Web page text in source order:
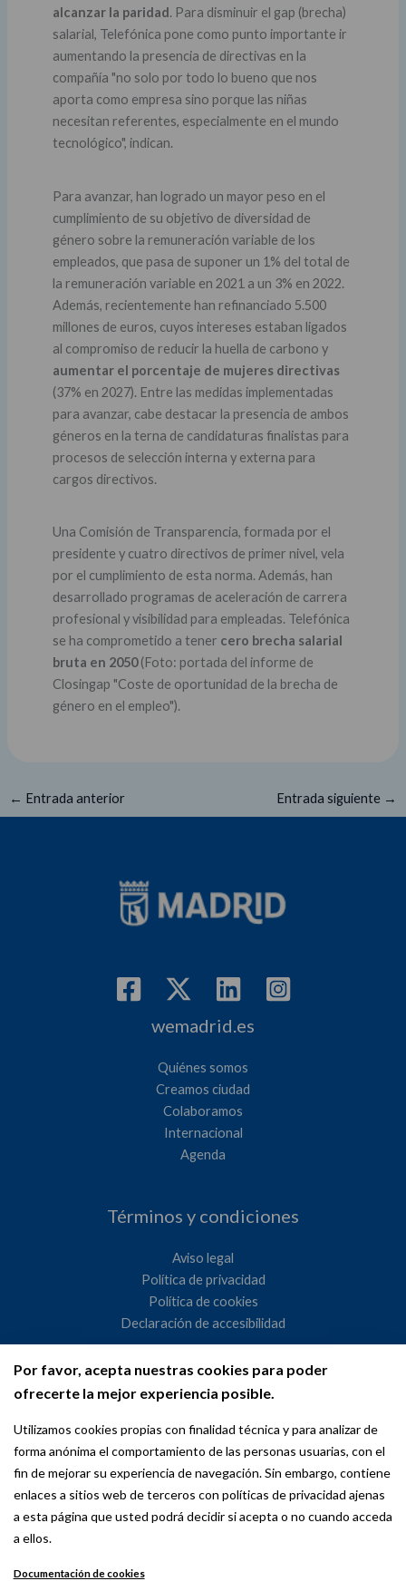
Por favor, acepta nuestras cookies para poder
ofrecerte la mejor experiencia posible.
Utilizamos cookies propias con finalidad técnica y para analizar de
forma anónima el comportamiento de las personas usuarias, con el
fin de mejorar su experiencia de navegación. Sin embargo, contiene
enlaces a sitios web de terceros con políticas de privacidad ajenas
a esta página que usted podrá decidir si acepta o no cuando acceda
a ellos.
Documentación de cookies
alcanzar la paridad. Para disminuir el gap (brecha)
salarial, Telefónica pone como punto importante ir
aumentando la presencia de directivas en la
compañía "no solo por todo lo bueno que nos
aporta como empresa sino porque las niñas
necesitan referentes, especialmente en el mundo
tecnológico", indican.
Para avanzar, han logrado un mayor peso en el
cumplimiento de su objetivo de diversidad de
género sobre la remuneración variable de los
empleados, que pasa de suponer un 1% del total de
la remuneración variable en 2021 a un 3% en 2022.
Además, recientemente han refinanciado 5.500
millones de euros, cuyos intereses estaban ligados
al compromiso de reducir la huella de carbono y
aumentar el porcentaje de mujeres directivas
(37% en 2027). Entre las medidas implementadas
para avanzar, cabe destacar la presencia de ambos
géneros en la terna de candidaturas finalistas para
procesos de selección interna y externa para
cargos directivos.
Una Comisión de Transparencia, formada por el
presidente y cuatro directivos de primer nivel, vela
por el cumplimiento de esta norma. Además, han
desarrollado programas de aceleración de carrera
profesional y visibilidad para empleadas. Telefónica
se ha comprometido a tener cero brecha salarial
bruta en 2050(Foto: portada del informe de
Closingap "Coste de oportunidad de la brecha de
género en el empleo").
← Entrada anterior Entrada siguiente →
wemadrid.es
Quiénes somos
Creamos ciudad
Colaboramos
Internacional
Agenda
Términos y condiciones
Aviso legal
Política de privacidad
Política de cookies
Declaración de accesibilidad
Ayuntamiento de Madrid
WeMadrid es un sitio web del Ayuntamiento de Madrid
dedicado a las relaciones institucionales y la actividad
internacional del Alcalde. ​